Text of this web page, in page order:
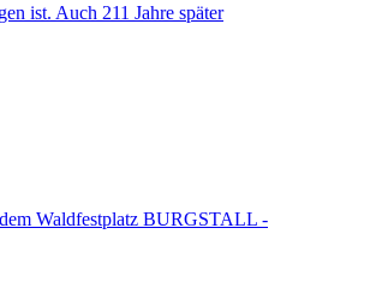
ist. Auch 211 Jahre später
Waldfestplatz BURGSTALL -